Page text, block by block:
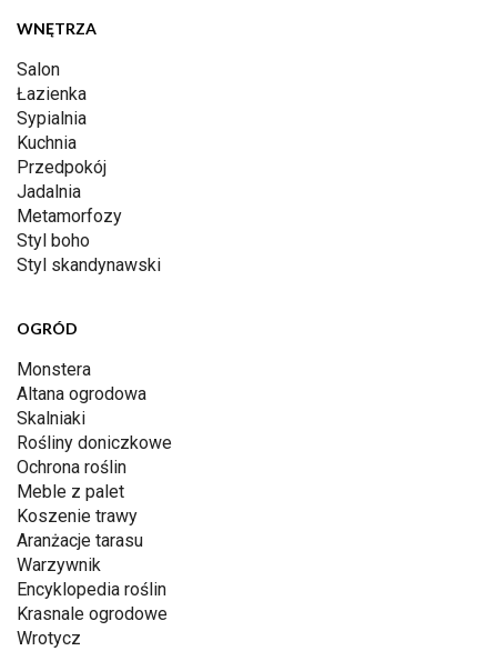
WNĘTRZA
Salon
Łazienka
Sypialnia
Kuchnia
Przedpokój
Jadalnia
Metamorfozy
Styl boho
Styl skandynawski
OGRÓD
Monstera
Altana ogrodowa
Skalniaki
Rośliny doniczkowe
Ochrona roślin
Meble z palet
Koszenie trawy
Aranżacje tarasu
Warzywnik
Encyklopedia roślin
Krasnale ogrodowe
Wrotycz